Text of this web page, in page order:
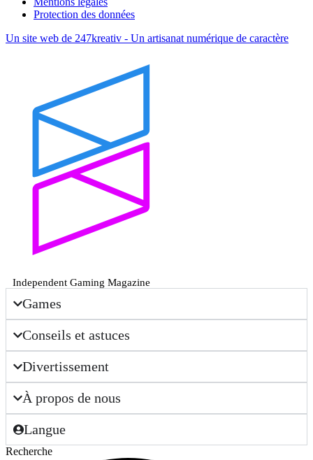
Protection des données
Un site web de 247kreativ - Un artisanat numérique de caractère
Independent Gaming Magazine
Games
Conseils et astuces
Divertissement
À propos de nous
Langue
Recherche